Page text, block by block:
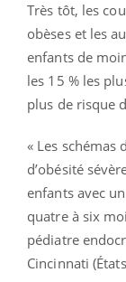
Très tôt, les
obèses et les
enfants de
les 15 % les
plus de risque
« Les schémas
d’obésité
enfants avec
quatre à six
pédiatre
Cincinnati